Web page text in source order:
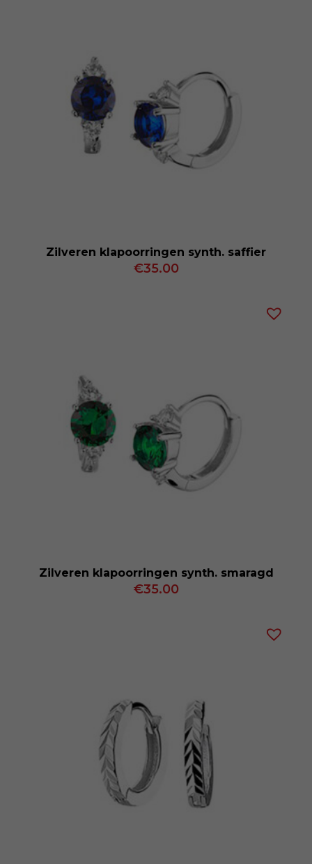
Zilveren klapoorringen synth. saffier
€35.00
Zilveren klapoorringen synth. smaragd
€35.00